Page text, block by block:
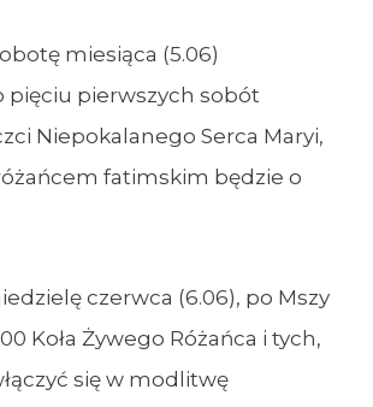
miesiąca (5.06)
pięciu pierwszych sobót
Niepokalanego Serca Maryi,
fatimskim będzie o
czerwca (6.06), po Mszy
Koła Żywego Różańca i tych,
się w modlitwę